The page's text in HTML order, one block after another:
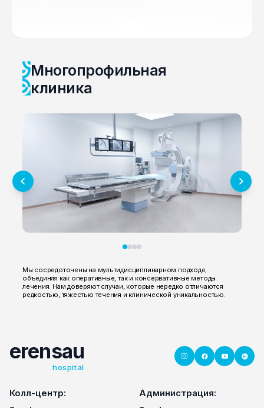
Многопрофильная
клиника
Мы сосредоточены на мультидисциплинарном подходе,
объединяя как оперативные, так и консервативные методы
лечения. Нам доверяют случаи, которые нередко отличаются
редкостью, тяжестью течения и клинической уникальностью.
erensau
hospital
Колл-центр: Администрация: